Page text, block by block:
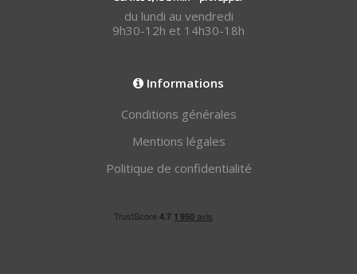
du lundi au vendredi
9h30-12h et 14h30-18h
Informations
Conditions générales
Mentions légales
Politique de confidentialité